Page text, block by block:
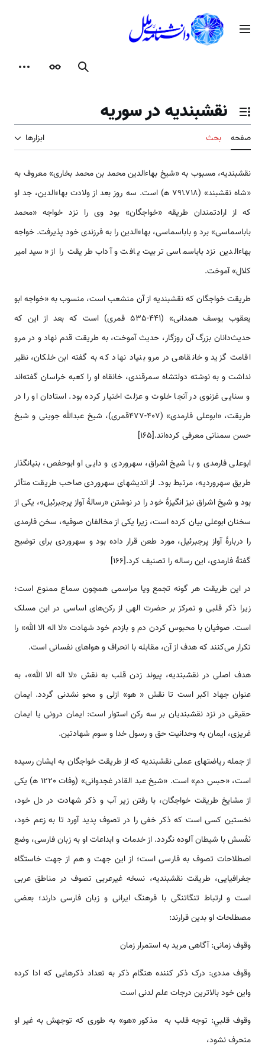
محتوامنوی اصلی
جستجوظاهر
تغییر وضعیت فهرست محتویات
نقشبنديه در سوریه
صفحه بحث ابزارها
نقشبندیه، مسبوب به «شيخ بهاءالدين محمد بن محمد بخارى» معروف به
«شاه نقشبند» (718ـ791 ه‍) است. سه روز بعد از ولادت بهاءالدین، جد او
که از ارادتمندان طریقه «خواجگان» بود وی را نزد خواجه «محمد
باباسماسی» برد و باباسماسی، بهاءالدین را به فرزندی خود پذیرفت. خواجه
بهاءالدین نزد باباسماسی تربیت یافت و آداب طریقت را از «سید امیر
کلال» آموخت.
طریقت خواجگان که نقشبندیه از آن منشعب است، منسوب به «خواجه ابو
یعقوب یوسف همدانی» (441-535 قمری) است که بعد از این که
حدیث‌دانان بزرگ آن روزگار، حدیث آموخت، به طریقت قدم نهاد و در مرو
اقامت گزید و خانقاهی در مرو بنیاد نهاد که به گفته ابن خلکان، نظیر
نداشت و به نوشته دولتشاه سمرقندی، خانقاه او را کعبه خراسان گفته‌اند
و سنایی غزنوی در آنجا خلوت و عزلت اختیار کرده بود. استادان او را در
طریقت، «ابوعلی فارمدی» (407-477قمری)، شیخ عبدالله جوینی و شیخ
حسن سمنانی معرفی کرده‌اند.[165]
ابوعلی فارمدی و با شیخ اشراق، سهروردی و دایی او ابوحفص، بنیانگذار
طریق سهروردیه، مرتبط بود. از اندیشه­ای سهروردی صاحب طریقت متأثر
بود و شیخ اشراق نیز انگیزۀ خود را در نوشتن «رسالۀ آواز پرجبرئیل»، یکی از
سخنان ابوعلی بیان کرده است، زیرا یکی از مخالفان صوفیه، سخن فارمدی
را دربارۀ آواز پرجبرئیل، مورد طعن قرار داده بود و سهروردی برای توضیح
گفتۀ فارمدی، این رساله را تصنیف کرد.[166]
در اين طريقت هر گونه تجمع ويا مراسمى همچون سماع ممنوع است؛
زيرا ذکر قلبى و تمرکز بر حضرت الهى از رکن‌هاى اساسى در اين مسلک
است. صوفيان با محبوس کردن دم و بازدم خود شهادت «لا اله الا الله» را
تکرار مى‌کنند که هدف از آن، مقابله با انحراف و هواهاى نفسانى است.
هدف اصلی در نقشبندیه، پيوند زدن قلب به نقش «لا اله الا الله»، به
عنوان جهاد اکبر است تا نقش « هو‌» ازلى و محو نشدنى گردد. ايمان
حقيقى در نزد نقشبنديان بر سه رکن استوار است‌: ايمان درونى يا ايمان
غريزى، ايمان به وحدانيت حق و رسول خدا و سوم شهادتين.
از جمله ریاضت­های عملی نقشبندیه که از طریقت خواجگان به ایشان رسیده
است، «حبس دم» است. «شيخ عبد القادر غجدوانى» (وفات 1220 ه‍) يکى
از مشايخ طریقت خواجگان، با رفتن زير آب و ذکر شهادت در دل خود،
نخستين کسى است که ذکر خفى را در تصوف پديد آورد تا به زعم خود،
نَفَسش با شيطان آلوده نگردد. از خدمات و ابداعات او به زبان فارسی، وضع
اصطلاحات تصوف به فارسی است؛ از این جهت و هم از جهت خاستگاه
جغرافیایی، طریقت نقشبندیه، نسخه غیرعربی تصوف در مناطق عربی
است و ارتباط تنگاتنگی با فرهنگ ایرانی و زبان فارسی دارند؛ بعضی
مصطلحات او بدین قرارند:
وقوف زمانى: آگاهى مريد به استمرار زمان
وقوف مددى: درک ذکر کننده هنگام ذکر به تعداد ذکرهايى که ادا کرده
واين خود بالاترين درجات علم لدنى است
وقوف قلبي: توجه قلب به مذکور «هو» به طورى که توجهش به غير او
منحرف نشود،